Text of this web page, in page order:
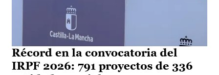
Récord en la convocatoria del
IRPF 2026: 791 proyectos de 336